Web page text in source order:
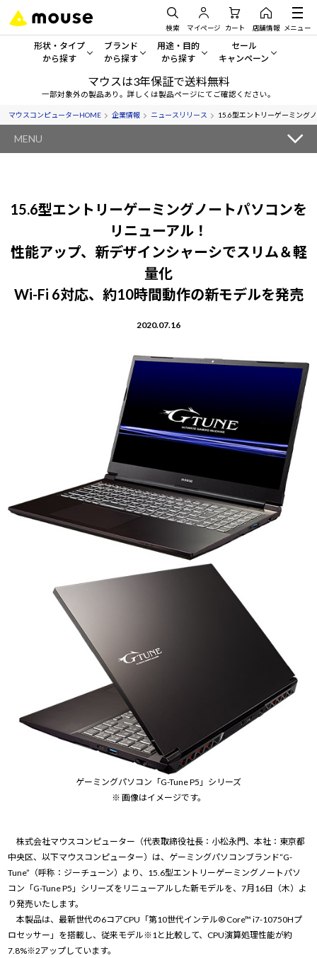
検索 マイページ カート 店舗情報 メニュー
形状・タイプ
から探す
形状・タイプから探す をすべてみる
デスクトップPC
ノートPC
ワークステーション
ディスプレイ
ブランド
から探す
mouse
G TUNE
NEXTGEAR
MousePro
iiyama
Windows 11|Copilot+ PC
用途・目的
から探す
一般向けパソコン
ゲーミングPC・ゲーム向けパソコン
クリエイティブ向け
学習向けパソコン
スペック/パーツ別
AIおすすめパソコン
Windows 11
セール
キャンペーン
セール・キャンペーン
期間限定セール
おすすめ目玉パソコン
Windows 11 |Copilot+ PC
マウスは3年保証で送料無料
一部対象外の製品あり。詳しくは製品ページにてご確認ください。
マウスコンピューターHOME 企業情報 ニュースリリース 15.6型エントリーゲーミング
MENU
15.6型エントリーゲーミングノートパソコンを
リニューアル！
性能アップ、新デザインシャーシでスリム＆軽
量化
Wi-Fi 6対応、約10時間動作の新モデルを発売
2020.07.16
ゲーミングパソコン「G-Tune P5」シリーズ
※ 画像はイメージです。
株式会社マウスコンピューター（代表取締役社長：小松永門、本社：東京都
中央区、以下マウスコンピューター）は、ゲーミングパソコンブランド“G-
Tune”（呼称：ジーチューン）より、15.6型エントリーゲーミングノートパソ
コン「G-Tune P5」シリーズをリニューアルした新モデルを、7月16日（木）よ
り発売いたします。
本製品は、最新世代の6コアCPU「第10世代インテル® Core™ i7-10750Hプ
ロセッサー」を搭載し、従来モデル※1と比較して、CPU演算処理性能が約
7.8%※2アップしています。